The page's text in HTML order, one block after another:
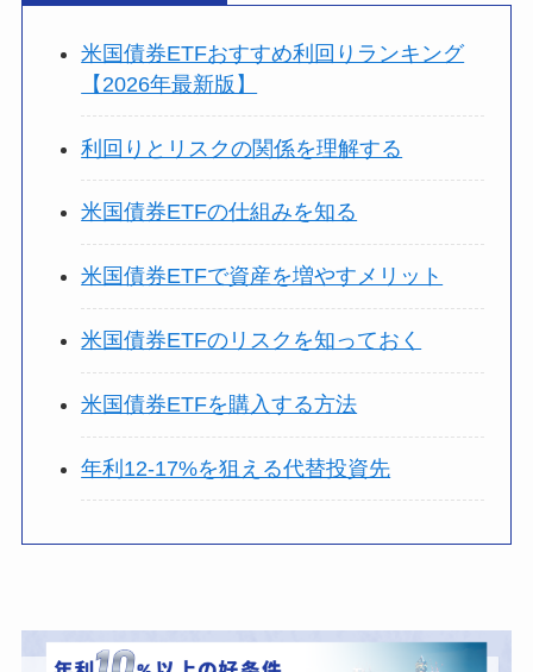
米国債券ETFおすすめ利回りランキング
【2026年最新版】
利回りとリスクの関係を理解する
米国債券ETFの仕組みを知る
米国債券ETFで資産を増やすメリット
米国債券ETFのリスクを知っておく
米国債券ETFを購入する方法
年利12-17%を狙える代替投資先